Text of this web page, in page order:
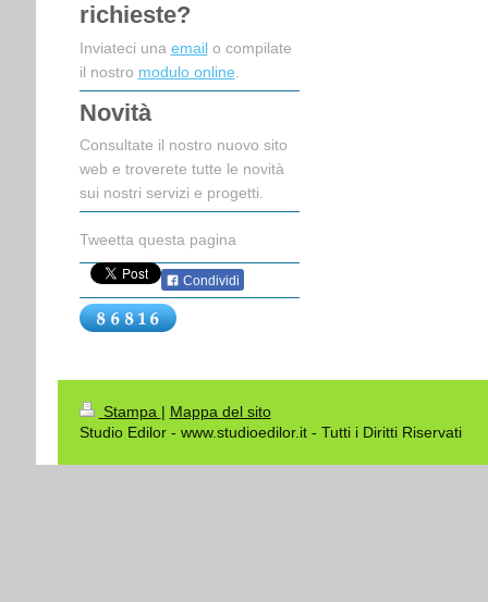
richieste?
Inviateci una emailo compilate
il nostro modulo online
Novità
Consultate il nostro nuovo sito
web e troverete tutte le novità
sui nostri servizi e progetti.
Tweetta questa pagina
Condividi
Stampa | Mappa del sito
Studio Edilor - www.studioedilor.it - Tutti i Diritti Riservati